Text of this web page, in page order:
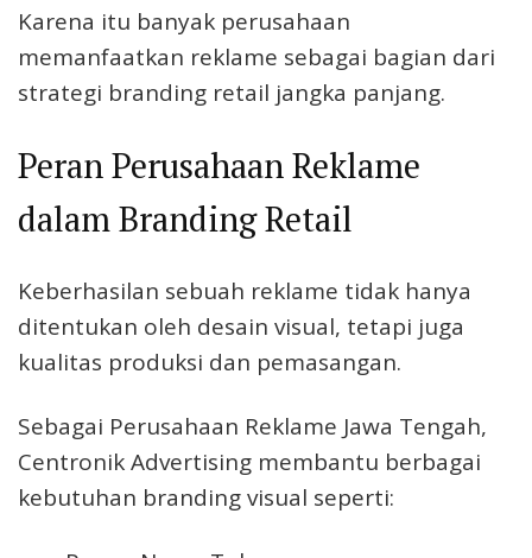
Karena itu banyak perusahaan
memanfaatkan reklame sebagai bagian dari
strategi branding retail jangka panjang.
Peran Perusahaan Reklame
dalam Branding Retail
Keberhasilan sebuah reklame tidak hanya
ditentukan oleh desain visual, tetapi juga
kualitas produksi dan pemasangan.
Sebagai Perusahaan Reklame Jawa Tengah,
Centronik Advertising membantu berbagai
kebutuhan branding visual seperti: